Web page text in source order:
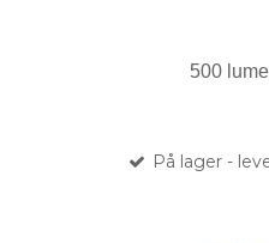
500
På lager -